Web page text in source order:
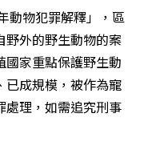
動物犯罪解釋」，區
野外的野生動物的案
家重點保護野生動
已成規模，被作為寵
處理，如需追究刑事